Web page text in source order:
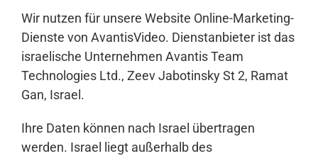
Wir nutzen für unsere Website Online-Marketing-
Dienste von AvantisVideo. Dienstanbieter ist das
israelische Unternehmen Avantis Team
Technologies Ltd., Zeev Jabotinsky St 2, Ramat
Gan, Israel.
Ihre Daten können nach Israel übertragen
werden. Israel liegt außerhalb des